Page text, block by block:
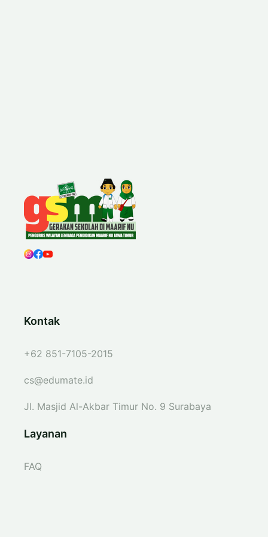
Kontak
+62 851-7105-2015
cs@edumate.id
Jl. Masjid Al-Akbar Timur No. 9 Surabaya
Layanan
FAQ